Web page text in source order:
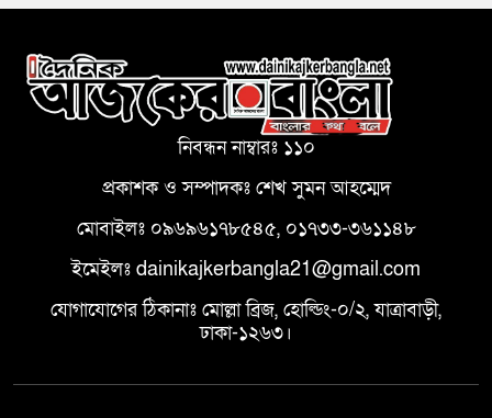
নিবন্ধন নাম্বারঃ ১১০
প্রকাশক ও সম্পাদকঃ শেখ সুমন আহম্মেদ
মোবাইলঃ ০৯৬৯৬১৭৮৫৪৫, ০১৭৩৩-৩৬১১৪৮
ইমেইলঃ dainikajkerbangla21@gmail.com
যোগাযোগের ঠিকানাঃ মোল্লা ব্রিজ, হোল্ডিং-০/২, যাত্রাবাড়ী,
ঢাকা-১২৬৩।